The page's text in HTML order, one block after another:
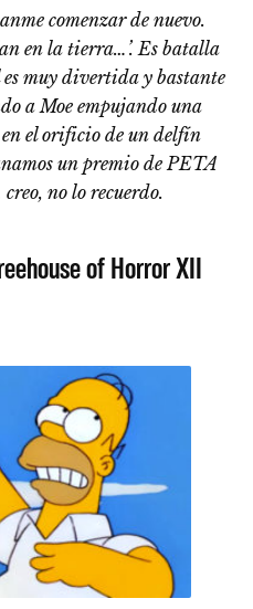
comenzar de nuevo.
en la tierra…’. Es batalla
muy divertida y bastante
a Moe empujando una
el orificio de un delfín
un premio de PETA
no lo recuerdo.
of Horror XII